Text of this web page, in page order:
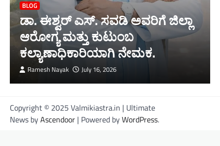
BLOG
ಡಾ. ಈಶ್ವರ್ ಎಸ್. ಸವಡಿ ಅವರಿಗೆ ಜಿಲ್ಲಾ
ಆರೋಗ್ಯ ಮತ್ತು ಕುಟುಂಬ
ಕಲ್ಯಾಣಾಧಿಕಾರಿಯಾಗಿ ನೇಮಕ.
Ramesh Nayak July 16, 2026
Copyright © 2025 Valmikiastra.in | Ultimate
News byAscendoor | Powered byWordPress.